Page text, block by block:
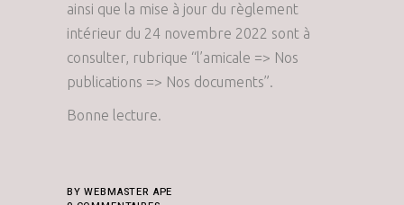
ainsi que la mise à jour du règlement
intérieur du 24 novembre 2022 sont à
consulter, rubrique “l’amicale => Nos
publications => Nos documents”.
Bonne lecture.
BYWEBMASTER APE